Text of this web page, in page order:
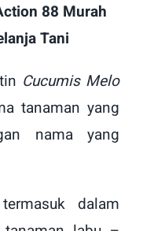
88 Murah
Tani
Cucumis Melo
tanaman yang
nama yang
dalam